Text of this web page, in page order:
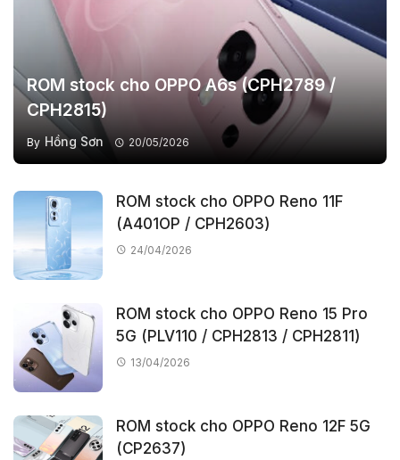
ROM stock cho OPPO A6s (CPH2789 /
CPH2815)
By Hồng Sơn 20/05/2026
ROM stock cho OPPO Reno 11F
(A401OP / CPH2603)
24/04/2026
ROM stock cho OPPO Reno 15 Pro
5G (PLV110 / CPH2813 / CPH2811)
13/04/2026
ROM stock cho OPPO Reno 12F 5G
(CP2637)